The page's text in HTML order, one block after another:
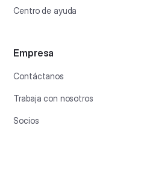
Centro de ayuda
Empresa
Contáctanos
Trabaja con nosotros
Socios